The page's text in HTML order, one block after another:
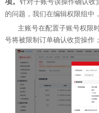
针对子账号误操作确认收
的问题，我们在编辑权限组中
主账号在配置子账号权限
号将被限制订单确认收货操作；